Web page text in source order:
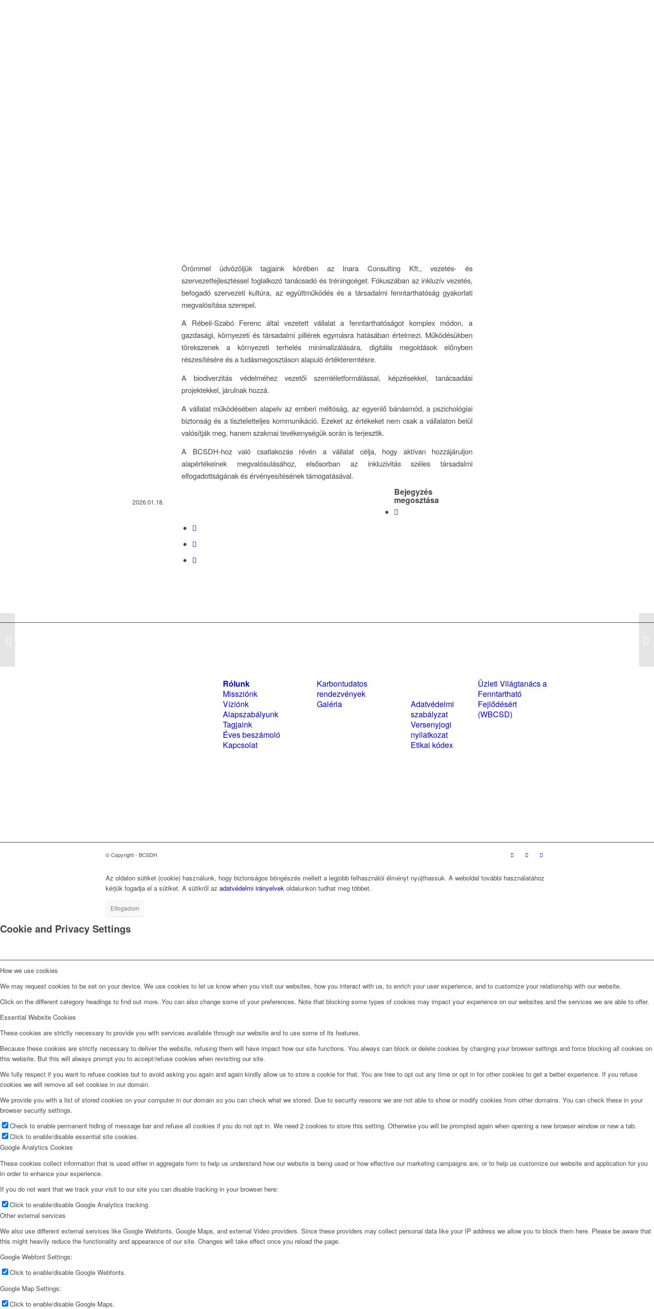
Örömmel üdvözöljük tagjaink körében az Inara Consulting Kft., vezetés- és
szervezetfejlesztéssel foglalkozó tanácsadó és tréningcéget. Fókuszában az inkluzív vezetés,
befogadó szervezeti kultúra, az együttműködés és a társadalmi fenntarthatóság gyakorlati
megvalósítása szerepel.
A Rébeli-Szabó Ferenc által vezetett vállalat a fenntarthatóságot komplex módon, a
gazdasági, környezeti és társadalmi pillérek egymásra hatásában értelmezi. Működésükben
törekszenek a környezeti terhelés minimalizálására, digitális megoldások előnyben
részesítésére és a tudásmegosztáson alapuló értékteremtésre.
A biodiverzitás védelméhez vezetői szemléletformálással, képzésekkel, tanácsadási
projektekkel, járulnak hozzá.
A vállalat működésében alapelv az emberi méltóság, az egyenlő bánásmód, a pszichológiai
biztonság és a tiszteletteljes kommunikáció. Ezeket az értékeket nem csak a vállalaton belül
valósítják meg, hanem szakmai tevékenységük során is terjesztik.
A BCSDH-hoz való csatlakozás révén a vállalat célja, hogy aktívan hozzájáruljon
alapértékeinek megvalósulásához, elsősorban az inkluzivitás széles társadalmi
elfogadottságának és érvényesítésének támogatásával.
2026.01.18.
Bejegyzés
megosztása
Rólunk
Missziónk
Víziónk
Alapszabályunk
Tagjaink
Éves beszámoló
Kapcsolat
Karbontudatos
rendezvények
Galéria
Adatvédelmi
szabályzat
Versenyjogi
nyilatkozat
Etikai kódex
Üzleti Világtanács a
Fenntartható
Fejlődésért
(WBCSD)
© Copyright - BCSDH
Az oldalon sütiket (cookie) használunk, hogy biztonságos böngészés mellett a legjobb felhasználói élményt nyújthassuk. A weboldal további használatához
kérjük fogadja el a sütiket. A sütikről az adatvédelmi irányelvek oldalunkon tudhat meg többet.
Elfogadom
Cookie and Privacy Settings
How we use cookies
We may request cookies to be set on your device. We use cookies to let us know when you visit our websites, how you interact with us, to enrich your user experience, and to customize your relationship with our website.
Click on the different category headings to find out more. You can also change some of your preferences. Note that blocking some types of cookies may impact your experience on our websites and the services we are able to offer.
Essential Website Cookies
These cookies are strictly necessary to provide you with services available through our website and to use some of its features.
Because these cookies are strictly necessary to deliver the website, refusing them will have impact how our site functions. You always can block or delete cookies by changing your browser settings and force blocking all cookies on
this website. But this will always prompt you to accept/refuse cookies when revisiting our site.
We fully respect if you want to refuse cookies but to avoid asking you again and again kindly allow us to store a cookie for that. You are free to opt out any time or opt in for other cookies to get a better experience. If you refuse
cookies we will remove all set cookies in our domain.
We provide you with a list of stored cookies on your computer in our domain so you can check what we stored. Due to security reasons we are not able to show or modify cookies from other domains. You can check these in your
browser security settings.
Check to enable permanent hiding of message bar and refuse all cookies if you do not opt in. We need 2 cookies to store this setting. Otherwise you will be prompted again when opening a new browser window or new a tab.
Click to enable/disable essential site cookies.
Google Analytics Cookies
These cookies collect information that is used either in aggregate form to help us understand how our website is being used or how effective our marketing campaigns are, or to help us customize our website and application for you
in order to enhance your experience.
If you do not want that we track your visit to our site you can disable tracking in your browser here:
Click to enable/disable Google Analytics tracking.
Other external services
We also use different external services like Google Webfonts, Google Maps, and external Video providers. Since these providers may collect personal data like your IP address we allow you to block them here. Please be aware that
this might heavily reduce the functionality and appearance of our site. Changes will take effect once you reload the page.
Google Webfont Settings:
Click to enable/disable Google Webfonts.
Google Map Settings:
Click to enable/disable Google Maps.